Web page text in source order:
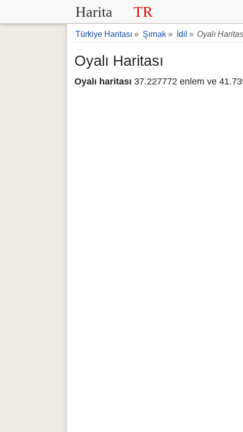
Harita TR
Türkiye Haritası » Şırnak » İdil » Oyalı
Oyalı Haritası
Oyalı haritası 37.227772 enlem ve